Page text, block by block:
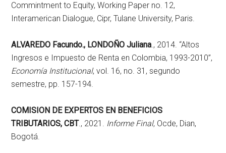
Commintment to Equity, Working Paper no. 12,
Interamerican Dialogue, Cipr, Tulane University, Paris.
ALVAREDO Facundo., LONDOÑO Juliana., 2014. “Altos
Ingresos e Impuesto de Renta en Colombia, 1993-2010”,
Economía Institucional, vol. 16, no. 31, segundo
semestre, pp. 157-194.
COMISION DE EXPERTOS EN BENEFICIOS
TRIBUTARIOS, CBT., 2021. Informe Final, Ocde, Dian,
Bogotá.